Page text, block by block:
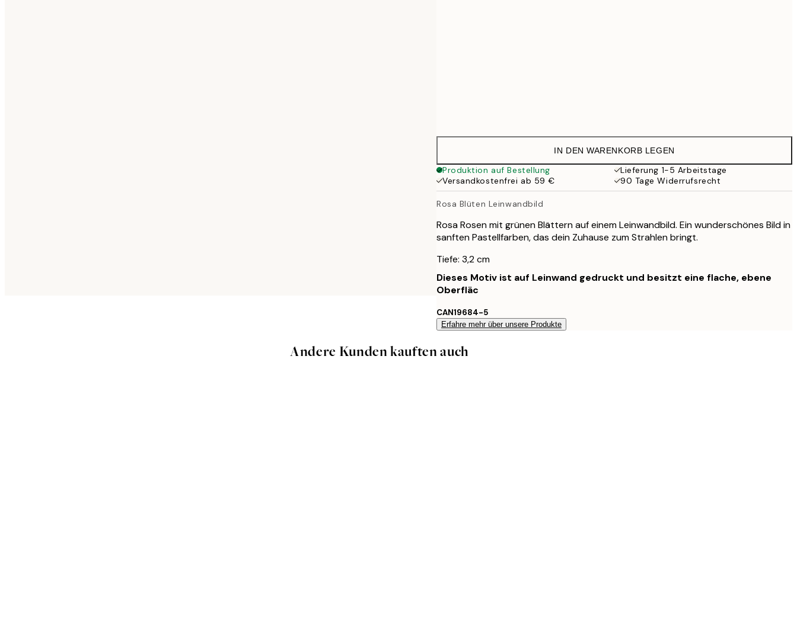
IN DEN WARENKORB LEGEN
Produktion auf Bestellung
Lieferung 1-5 Arbeitstage
Versandkostenfrei ab 59 €
90 Tage Widerrufsrecht
Rosa Blüten Leinwandbild
Rosa Rosen mit grünen Blättern auf einem Leinwandbild. Ein wunderschönes Bild in
sanften Pastellfarben, das dein Zuhause zum Strahlen bringt.
Tiefe: 3,2 cm
Dieses Motiv ist auf Leinwand gedruckt und besitzt eine flache, ebene
Oberfläc
CAN19684-5
Erfahre mehr über unsere Produkte
Andere Kunden kauften auch